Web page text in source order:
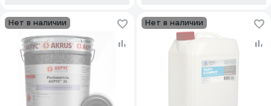
Нет в наличии Нет в наличии